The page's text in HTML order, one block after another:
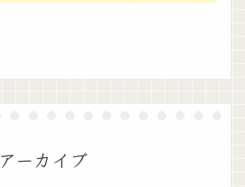
アーカイブ